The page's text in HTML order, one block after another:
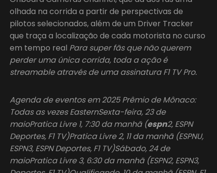
olhada na corrida a partir de perspectivas de
pilotos selecionados, além de um Driver Tracker
que traça a localização de cada motorista no curso
em tempo real Para super fãs que não querem
perder uma única corrida, toda a ação é
streamable através de uma assinatura F1 TV Pro.
Agenda de eventos em 2025 Prêmio de Mônaco:
Todas as vezes EasternSexta-feira, 23 de
maioPratica Livre 1, 7:30 da manhã (espn2, ESPN
Deportes, F1 TV)Pratica Livre 2, 11 da manhã (ESPNU,
ESPN3, ESPN Deportes, F1 TV)Sábado, 24 de
maioPratica Livre 3, 6:30 da manhã (ESPN2, ESPN3,